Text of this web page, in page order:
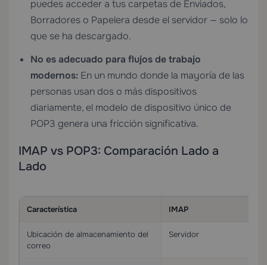
puedes acceder a tus carpetas de Enviados,
Borradores o Papelera desde el servidor — solo lo
que se ha descargado.
No es adecuado para flujos de trabajo
modernos: En un mundo donde la mayoría de las
personas usan dos o más dispositivos
diariamente, el modelo de dispositivo único de
POP3 genera una fricción significativa.
IMAP vs POP3: Comparación Lado a
Lado
Característica IMAP
Ubicación de almacenamiento del
correo
Servidor